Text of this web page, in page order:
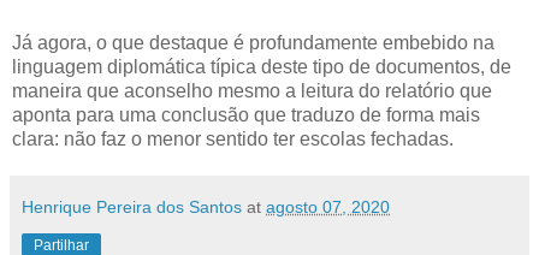
Já agora, o que destaque é profundamente embebido na
linguagem diplomática típica deste tipo de documentos, de
maneira que aconselho mesmo a leitura do relatório que
aponta para uma conclusão que traduzo de forma mais
clara: não faz o menor sentido ter escolas fechadas.
Henrique Pereira dos Santos at agosto 07, 2020
Partilhar